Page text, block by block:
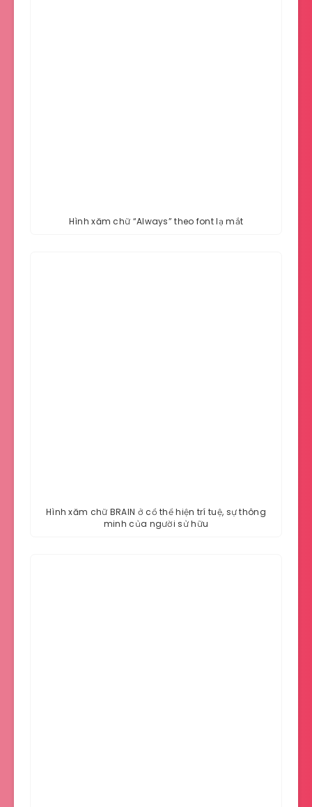
Hình xăm chữ “Always” theo font lạ mắt
Hình xăm chữ BRAIN ở cổ thể hiện trí tuệ, sự thông
minh của người sử hữu